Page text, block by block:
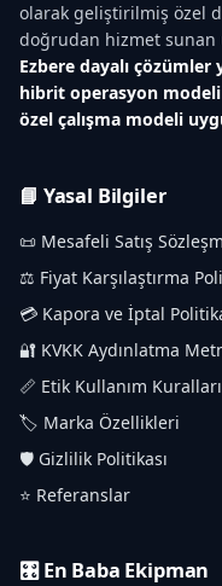
olarak geliştirilmiş özel
doğrudan hizmet
Ezbere dayalı
hibrit operasyon
özel çalışma modeli
📘 Yasal Bilgiler
📜 Mesafeli Satış
⚖️ Fiyat Karşılaştırma
💳 Kapora ve İptal
🔐 KVKK Aydınlatma
📏 Etik Kullanım Kuralları
🏷️ Marka Özellikleri
🛡️ Gizlilik Politikası
⭐ Referanslar
🎛️ En Baba Ekipman